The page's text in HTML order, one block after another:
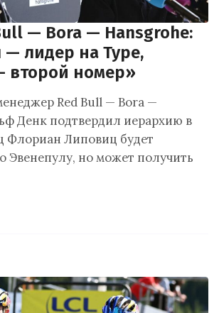
— Bora — Hansgrohe:
— лидер на Туре,
второй номер»
Red Bull — Bora —
Денк подтвердил иерархию в
Флориан Липовиц будет
Эвенепулу, но может получить